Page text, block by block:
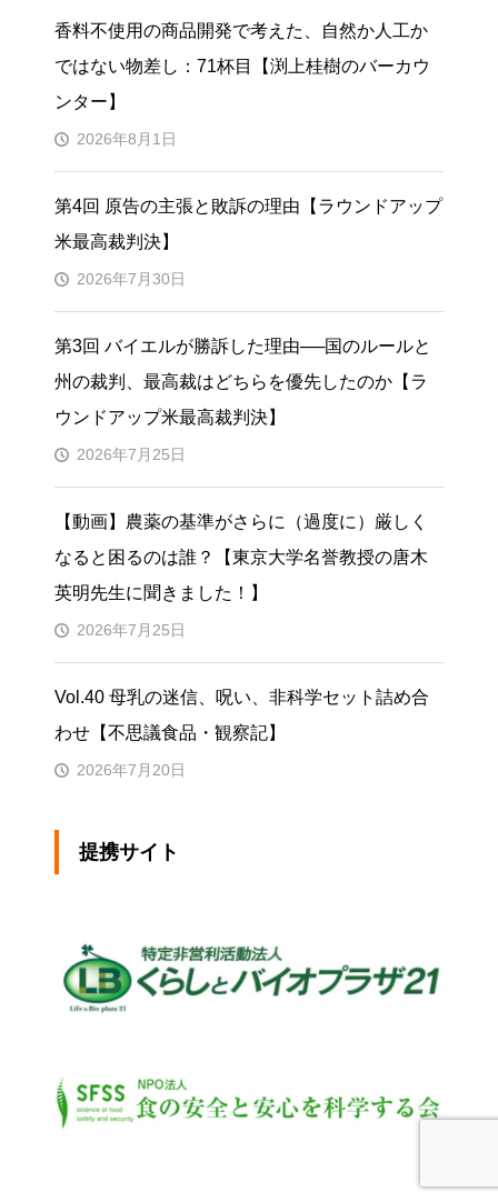
香料不使用の商品開発で考えた、自然か人工か
ではない物差し：71杯目【渕上桂樹のバーカウ
ンター】
2026年8月1日
第4回 原告の主張と敗訴の理由【ラウンドアップ
米最高裁判決】
2026年7月30日
第3回 バイエルが勝訴した理由──国のルールと
州の裁判、最高裁はどちらを優先したのか【ラ
ウンドアップ米最高裁判決】
2026年7月25日
【動画】農薬の基準がさらに（過度に）厳しく
なると困るのは誰？【東京大学名誉教授の唐木
英明先生に聞きました！】
2026年7月25日
Vol.40 母乳の迷信、呪い、非科学セット詰め合
わせ【不思議食品・観察記】
2026年7月20日
提携サイト